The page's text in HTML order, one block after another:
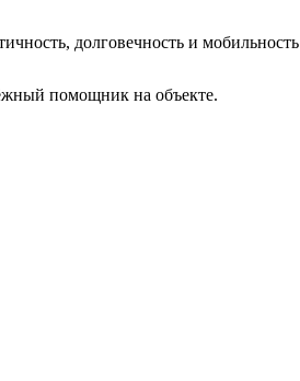
долговечность и мобильность
помощник на объекте.